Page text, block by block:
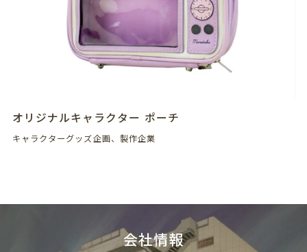
オリジナルキャラクター ポーチ
キャラクターグッズ企画、製作企業
会社情報